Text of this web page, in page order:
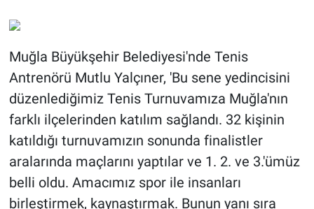
Muğla Büyükşehir Belediyesi'nde Tenis
Antrenörü Mutlu Yalçıner, 'Bu sene yedincisini
düzenlediğimiz Tenis Turnuvamıza Muğla'nın
farklı ilçelerinden katılım sağlandı. 32 kişinin
katıldığı turnuvamızın sonunda finalistler
aralarında maçlarını yaptılar ve 1. 2. ve 3.'ümüz
belli oldu. Amacımız spor ile insanları
birleştirmek, kaynaştırmak. Bunun yanı sıra